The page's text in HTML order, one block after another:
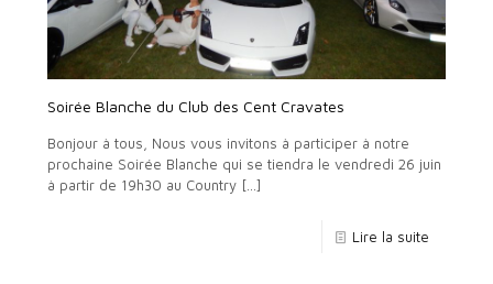
Soirée Blanche du Club des Cent Cravates
Bonjour à tous, Nous vous invitons à participer à notre
prochaine Soirée Blanche qui se tiendra le vendredi 26 juin
à partir de 19h30 au Country […]
Lire la suite